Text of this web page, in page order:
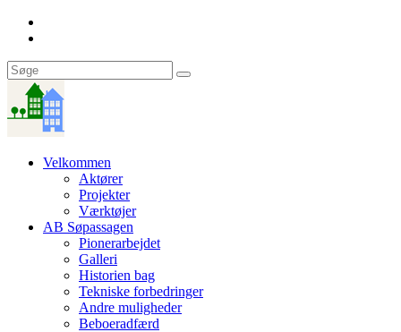
Velkommen
Aktører
Projekter
Værktøjer
AB Søpassagen
Pionerarbejdet
Galleri
Historien bag
Tekniske forbedringer
Andre muligheder
Beboeradfærd